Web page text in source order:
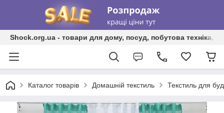
Shock.org.ua - товари для дому, посуд, побутова техніка,
Каталог товарів Домашній текстиль Текстиль для